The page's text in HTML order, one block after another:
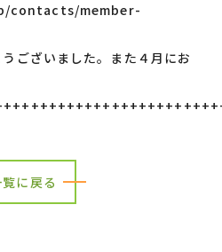
member-
ございました。また４月にお
覧に戻る